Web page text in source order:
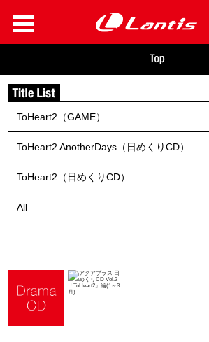
ToHeart2（GAME）
ToHeart2 AnotherDays（日めくりCD）
ToHeart2（日めくりCD）
All